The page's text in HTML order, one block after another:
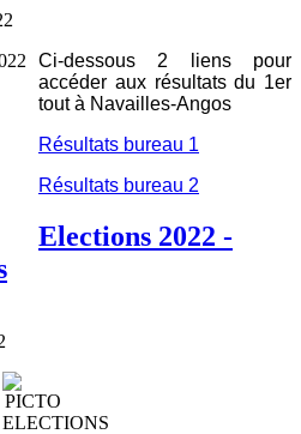
Ci-dessous 2 liens pour
accéder aux résultats du 1er
tout à Navailles-Angos
Résultats bureau 1
Résultats bureau 2
Elections 2022 -